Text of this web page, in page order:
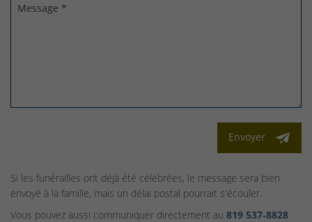
Message *
Envoyer
Si les funérailles ont déjà été célébrées, le message sera bien
envoyé à la famille, mais un délai postal pourrait s'écouler.
Vous pouvez aussi communiquer directement au 819 537‑8828